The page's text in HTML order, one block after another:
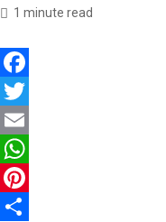
1 minute read
Facebook
Twitter
Email
WhatsApp
Pinterest